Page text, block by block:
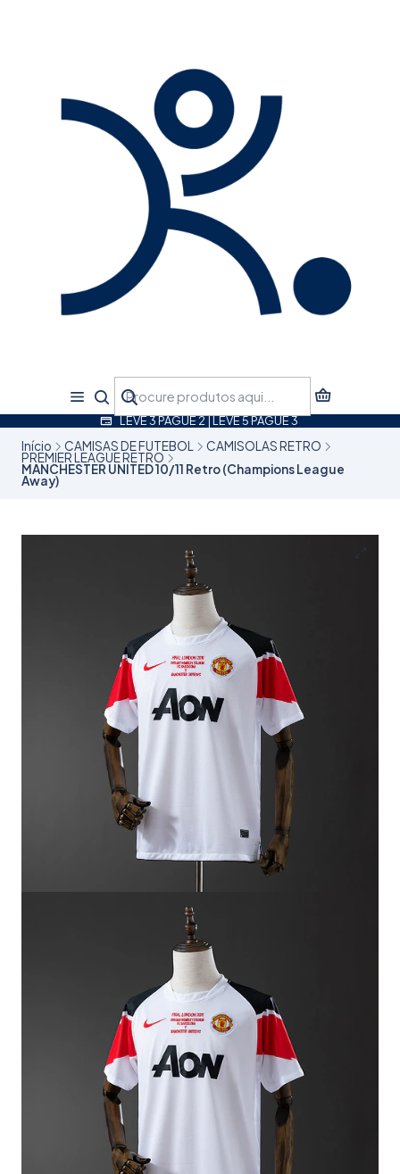
LEVE 3 PAGUE 2 | LEVE 5 PAGUE 3
Início CAMISAS DE FUTEBOL CAMISOLAS RETRO
PREMIER LEAGUE RETRO
MANCHESTER UNITED 10/11 Retro (Champions League
Away)